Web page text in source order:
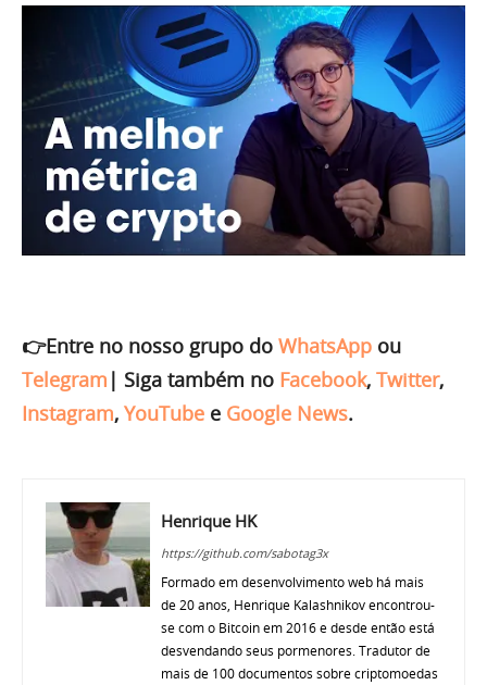
👉Entre no nosso grupo do WhatsApp ou
Telegram | Siga também no Facebook, Twitter,
Instagram, YouTube e Google News.
Henrique HK
https://github.com/sabotag3x
Formado em desenvolvimento web há mais
de 20 anos, Henrique Kalashnikov encontrou-
se com o Bitcoin em 2016 e desde então está
desvendando seus pormenores. Tradutor de
mais de 100 documentos sobre criptomoedas